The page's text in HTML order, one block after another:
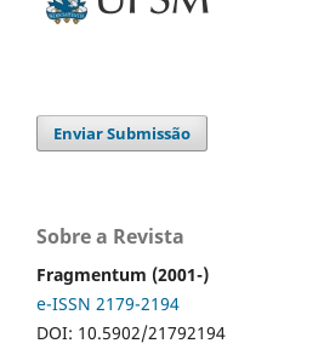
Enviar Submissão
Sobre a Revista
Fragmentum (2001-)
e-ISSN 2179-2194
DOI: 10.5902/21792194